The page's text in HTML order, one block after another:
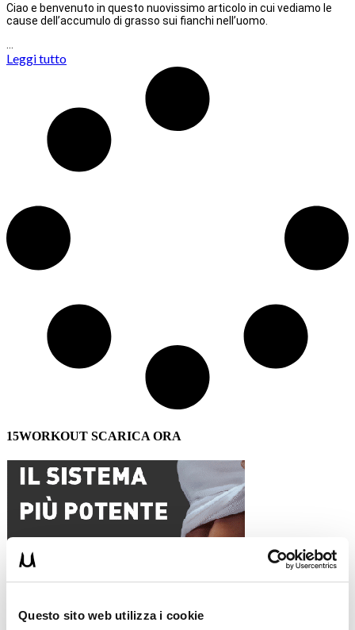
Questo sito web utilizza i cookie
Ciao e benvenuto in questo nuovissimo articolo in cui vediamo le
cause dell’accumulo di grasso sui fianchi nell’uomo.
Leggi tutto
15WORKOUT SCARICA ORA